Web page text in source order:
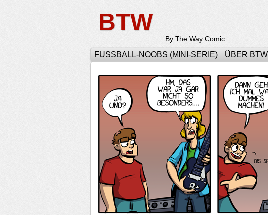
BTW
By The Way Comic
FUSSBALL-NOOBS (MINI-SERIE) ÜBER BTW